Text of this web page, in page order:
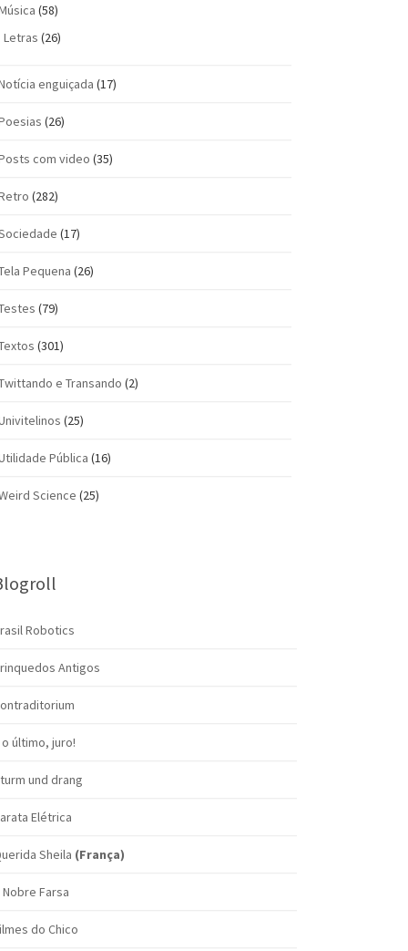
(58)
Letras (26)
enguiçada (17)
(26)
com vi­deo (35)
(282)
(17)
Pequena (26)
(79)
(301)
e Transando (2)
(25)
Pública (16)
Science (25)
Robotics
Antigos
o último, juro!
und drang
Elétrica
Sheila (França)
Nobre Farsa
do Chico